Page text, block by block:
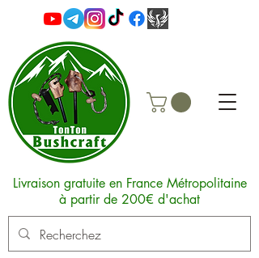
Livraison gratuite en France Métropolitaine
à partir de 200€ d'achat